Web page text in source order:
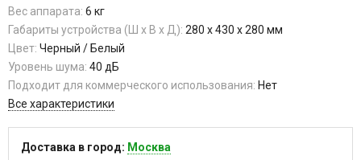
Вес аппарата: 6 кг
Габариты устройства (Ш x В x Д): 280 х 430 х 280 мм
Цвет: Черный / Белый
Уровень шума: 40 дБ
Подходит для коммерческого использования: Нет
Все характеристики
Доставка в город: Москва